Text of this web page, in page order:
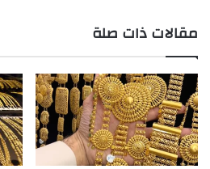
مقالات ذات صلة